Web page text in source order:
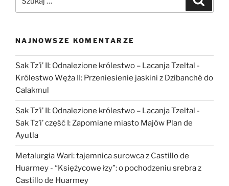
Europie”
NAJNOWSZE KOMENTARZE
Sak Tz’i’ II: Odnalezione królestwo – Lacanja Tzeltal -
Królestwo Węża II: Przeniesienie jaskini z Dzibanché do
Calakmul
Sak Tz’i’ II: Odnalezione królestwo – Lacanja Tzeltal -
Sak Tz’i’ część I: Zapomiane miasto Majów Plan de
Ayutla
Metalurgia Wari: tajemnica surowca z Castillo de
Huarmey - “Księżycowe łzy”: o pochodzeniu srebra z
Castillo de Huarmey